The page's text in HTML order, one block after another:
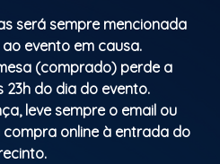
será sempre mencionada
evento em causa.
(comprado) perde a
23h do dia do evento.
leve sempre o email ou
online à entrada do